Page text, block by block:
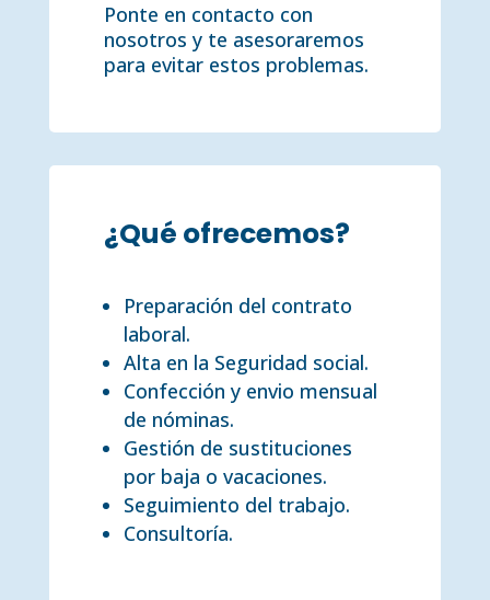
Ponte en contacto con
nosotros y te asesoraremos
para evitar estos problemas.
¿Qué ofrecemos?
Preparación del contrato
laboral.
Alta en la Seguridad social.
Confección y envio mensual
de nóminas.
Gestión de sustituciones
por baja o vacaciones.
Seguimiento del trabajo.
Consultoría.